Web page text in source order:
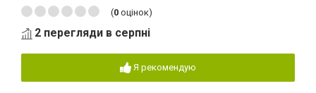
(0 оцінок)
2 перегляди в серпні
Я рекомендую